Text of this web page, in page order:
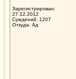
Зарегистрирован:
27.12.2012
Суждений: 1207
Откуда: Ад